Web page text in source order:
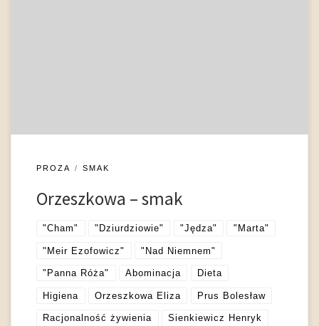
PROZA SMAK
Orzeszkowa – smak
"Cham" "Dziurdziowie" "Jędza" "Marta"
"Meir Ezofowicz" "Nad Niemnem"
"Panna Róża" Abominacja Dieta
Higiena Orzeszkowa Eliza Prus Bolesław
Racjonalność żywienia Sienkiewicz Henryk